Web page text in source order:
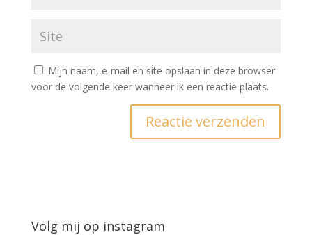
Mijn naam, e-mail en site opslaan in deze browser
voor de volgende keer wanneer ik een reactie plaats.
Volg mij op instagram